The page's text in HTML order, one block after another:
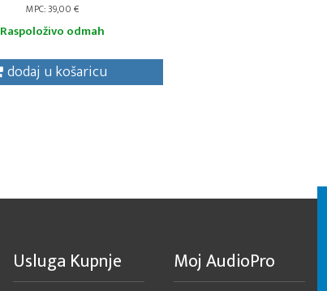
MPC: 39,00 €
Raspoloživo odmah
dodaj u košaricu
Usluga Kupnje Moj AudioPro